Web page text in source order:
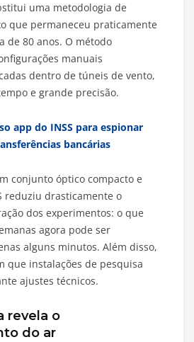
uma metodologia de
que permaneceu praticamente
de 80 anos. O método
manuais
dentro de túneis de vento,
e grande precisão.
app do INSS para espionar
bancárias
conjunto óptico compacto e
reduziu drasticamente o
dos experimentos: o que
agora pode ser
alguns minutos. Além disso,
que instalações de pesquisa
ajustes técnicos.
revela o
do ar